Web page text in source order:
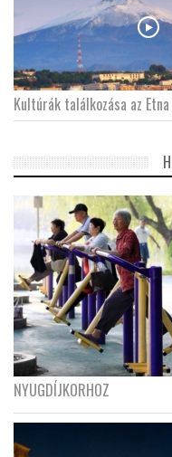
Kultúrák találkozása az
NYUGDÍJKORHOZ